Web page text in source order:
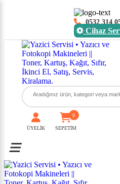
0532 314
Cihaz
ÜYELİK SEPETİM
0
Toggle mobile menu